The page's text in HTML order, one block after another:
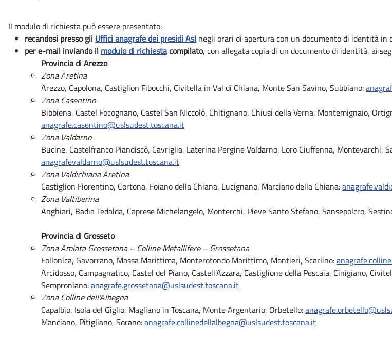
Il modulo di richiesta può essere presentato:
recandosi presso gli Uffici anagrafe dei presidi Asl negli orari di apertura con un documento di identità in
per e-mail inviando il modulo di richiestacompilato, con allegata copia di un documento di identità, ai
Provincia di Arezzo
Zona Aretina
Arezzo, Capolona, Castiglion Fibocchi, Civitella in Val di Chiana, Monte San Savino, Subbiano:
Zona Casentino
Bibbiena, Castel Focognano, Castel San Niccolò, Chitignano, Chiusi della Verna, Montemignaio,
anagrafe.casentino@uslsudest.toscana.it
Zona Valdarno
Bucine, Castelfranco Piandiscò, Cavriglia, Laterina Pergine Valdarno, Loro Ciuffenna, Montevarchi,
anagrafevaldarno@uslsudest.toscana.it
Zona Valdichiana Aretina
Castiglion Fiorentino, Cortona, Foiano della Chiana, Lucignano, Marciano della Chiana:
Zona Valtiberina
Anghiari, Badia Tedalda, Caprese Michelangelo, Monterchi, Pieve Santo Stefano, Sansepolcro,
Provincia di Grosseto
Zona Amiata Grossetana – Colline Metallifere – Grossetana
Follonica, Gavorrano, Massa Marittima, Monterotondo Marittimo, Montieri, Scarlino:
Arcidosso, Campagnatico, Castel del Piano, Castell’Azzara, Castiglione della Pescaia, Cinigiano,
Semproniano:anagrafe.grossetana@uslsudest.toscana.it
Zona Colline dell'Albegna
Capalbio, Isola del Giglio, Magliano in Toscana, Monte Argentario, Orbetello:
Manciano, Pitigliano, Sorano:anagrafe.collinedellalbegna@uslsudest.toscana.it